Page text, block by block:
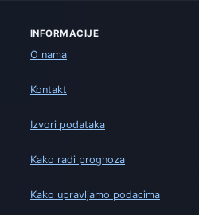
INFORMACIJE
O nama
Kontakt
Izvori podataka
Kako radi prognoza
Kako upravljamo podacima